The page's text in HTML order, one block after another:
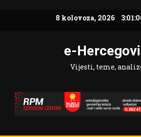
8 kolovoza, 2026
e-
Vijesti, teme,